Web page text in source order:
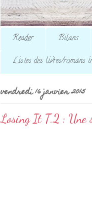
Reader Bilans
Listes des livres/romans
vendredi 16 janvier 2015
Losing It T.2 : Une